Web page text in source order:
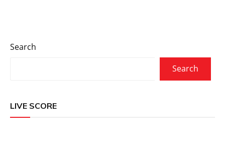
Search
Search
LIVE SCORE